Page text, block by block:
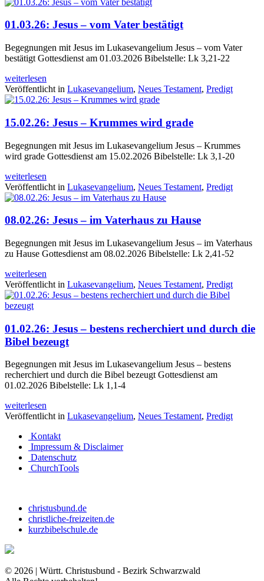
01.03.26: Jesus – vom Vater bestätigt
Begegnungen mit Jesus im Lukasevangelium Jesus – vom Vater
bestätigt Gottesdienst am 01.03.2026 Bibelstelle: Lk 3,21-22
weiterlesen
Veröffentlicht in Lukasevangelium, Neues Testament, Predigt
15.02.26: Jesus – Krummes wird grade
Begegnungen mit Jesus im Lukasevangelium Jesus – Krummes
wird grade Gottesdienst am 15.02.2026 Bibelstelle: Lk 3,1-20
weiterlesen
Veröffentlicht in Lukasevangelium, Neues Testament, Predigt
08.02.26: Jesus – im Vaterhaus zu Hause
Begegnungen mit Jesus im Lukasevangelium Jesus – im Vaterhaus
zu Hause Gottesdienst am 08.02.2026 Bibelstelle: Lk 2,41-52
weiterlesen
Veröffentlicht in Lukasevangelium, Neues Testament, Predigt
01.02.26: Jesus – bestens recherchiert und durch die
Bibel bezeugt
Begegnungen mit Jesus im Lukasevangelium Jesus – bestens
recherchiert und durch die Bibel bezeugt Gottesdienst am
01.02.2026 Bibelstelle: Lk 1,1-4
weiterlesen
Veröffentlicht in Lukasevangelium, Neues Testament, Predigt
Kontakt
Impressum & Disclaimer
Datenschutz
ChurchTools
christusbund.de
christliche-freizeiten.de
kurzbibelschule.de
© 2026 | Württ. Christusbund - Bezirk Schwarzwald